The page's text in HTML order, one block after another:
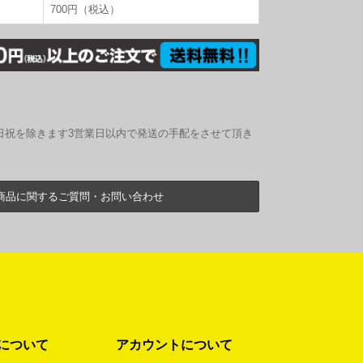
700円（税込）
祝を除きます3営業日以内で発送の手配をさせて頂き
品に関するご質問・お問い合わせ
ついて アカウントについて